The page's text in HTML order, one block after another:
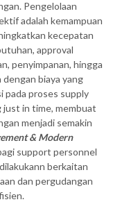
Pengelolaan
adalah kemampuan
kecepatan
approval
penyimpanan, hingga
biaya yang
pada proses supply
just in time, membuat
menjadi semakin
& Modern
support personnel
berkaitan
dan pergudangan